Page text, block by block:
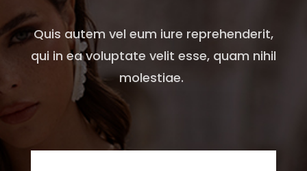
Quis autem vel eum iure reprehenderit,
qui in ea voluptate velit esse, quam nihil
molestiae.